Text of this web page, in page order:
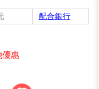
配合銀行
優惠